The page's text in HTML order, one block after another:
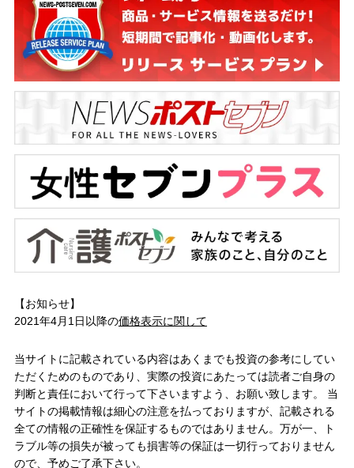
【お知らせ】
2021年4月1日以降の価格表示に関して
当サイトに記載されている内容はあくまでも投資の参考にしてい
ただくためのものであり、実際の投資にあたっては読者ご自身の
判断と責任において行って下さいますよう、お願い致します。 当
サイトの掲載情報は細心の注意を払っておりますが、記載される
全ての情報の正確性を保証するものではありません。万が一、ト
ラブル等の損失が被っても損害等の保証は一切行っておりません
ので、予めご了承下さい。